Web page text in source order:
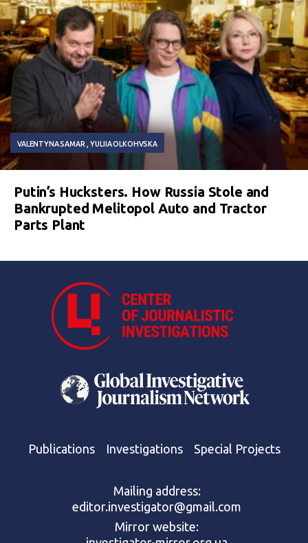
VALENTYNA SAMAR YULIIA OLKOHVSKA
Putin’s Hucksters. How Russia Stole and
Bankrupted Melitopol Auto and Tractor
Parts Plant
Publications Investigations Special Projects
Mailing address:
editor.investigator@gmail.com
Mirror website: